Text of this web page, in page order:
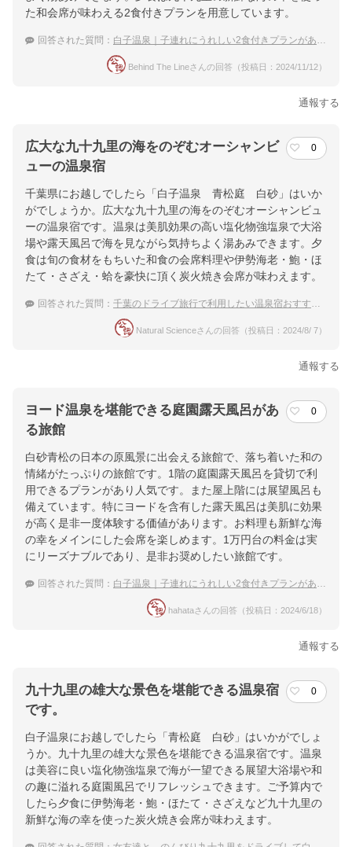
た和会席が味わえる2食付きプランを用意しています。
回答された質問： 白子温泉｜子連れにうれしい2食付きプランがある宿のおすすめは？
Behind The Lineさんの回答（投稿日：2024/11/12）
通報する
広大な九十九里の海をのぞむオーシャンビ
ューの温泉宿
0
千葉県にお越しでしたら「白子温泉 青松庭 白砂」はいか
がでしょうか。広大な九十九里の海をのぞむオーシャンビュ
ーの温泉宿です。温泉は美肌効果の高い塩化物強塩泉で大浴
場や露天風呂で海を見ながら気持ちよく湯あみできます。夕
食は旬の食材をもちいた和食の会席料理や伊勢海老・鮑・ほ
たて・さざえ・蛤を豪快に頂く炭火焼き会席が味わえます。
回答された質問： 千葉のドライブ旅行で利用したい温泉宿おすすめは？
Natural Scienceさんの回答（投稿日：2024/8/ 7）
通報する
ヨード温泉を堪能できる庭園露天風呂があ
る旅館
0
白砂青松の日本の原風景に出会える旅館で、落ち着いた和の
情緒がたっぷりの旅館です。1階の庭園露天風呂を貸切で利
用できるプランがあり人気です。また屋上階には展望風呂も
備えています。特にヨードを含有した露天風呂は美肌に効果
が高く是非一度体験する価値があります。お料理も新鮮な海
の幸をメインにした会席を楽しめます。1万円台の料金は実
にリーズナブルであり、是非お奨めしたい旅館です。
回答された質問： 白子温泉｜子連れにうれしい2食付きプランがある宿のおすすめは？
hahataさんの回答（投稿日：2024/6/18）
通報する
九十九里の雄大な景色を堪能できる温泉宿
です。
0
白子温泉にお越しでしたら「青松庭 白砂」はいかがでしょ
うか。九十九里の雄大な景色を堪能できる温泉宿です。温泉
は美容に良い塩化物強塩泉で海が一望できる展望大浴場や和
の趣に溢れる庭園風呂でリフレッシュできます。ご予算内で
したら夕食に伊勢海老・鮑・ほたて・さざえなど九十九里の
新鮮な海の幸を使った炭火焼き会席が味わえます。